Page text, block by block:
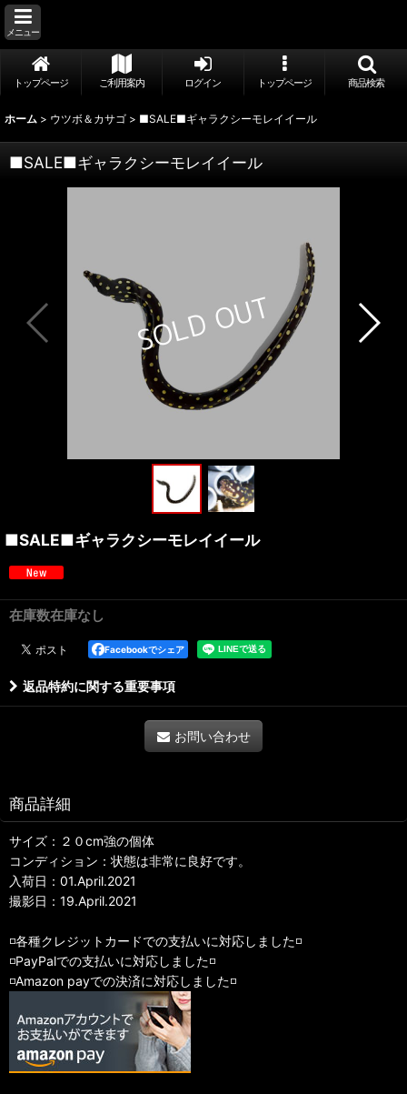
メニュー
トップページ ご利用案内 ログイン トップページ 商品検索
ホーム > ウツボ＆カサゴ > ■SALE■ギャラクシーモレイイール
■SALE■ギャラクシーモレイイール
■SALE■ギャラクシーモレイイール
在庫数在庫なし
Facebookでシェア
返品特約に関する重要事項
お問い合わせ
商品詳細
サイズ：２０cm強の個体
コンディション：状態は非常に良好です。
入荷日：01.April.2021
撮影日：19.April.2021
◽️各種クレジットカードでの支払いに対応しました◽️
◽️PayPalでの支払いに対応しました◽️
◽️Amazon payでの決済に対応しました◽️